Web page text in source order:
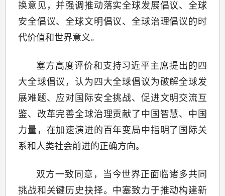
换意见，并强调推动落实全球发展倡议、全球
安全倡议、全球文明倡议、全球治理倡议的时
代价值和世界意义。
塞方高度评价和支持习近平主席提出的四
大全球倡议，认为四大全球倡议为破解全球发
展难题、应对国际安全挑战、促进文明交流互
鉴、改革完善全球治理贡献了中国智慧、中国
力量，在加速演进的百年变局中指明了国际关
系和人类社会前进的正确方向。
双方一致同意，当今世界正面临诸多共同
挑战和关键历史抉择。中塞致力于推动构建新